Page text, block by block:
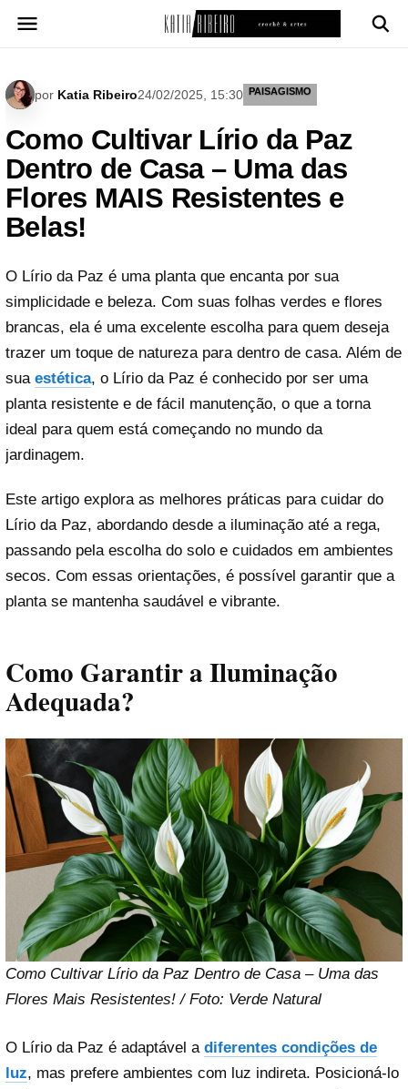
para
por Katia Ribeiro24/02/2025, 15:30 PAISAGISMO
Como Cultivar Lírio da Paz
Dentro de Casa – Uma das
Flores MAIS Resistentes e
Belas!
O Lírio da Paz é uma planta que encanta por sua
simplicidade e beleza. Com suas folhas verdes e flores
brancas, ela é uma excelente escolha para quem deseja
trazer um toque de natureza para dentro de casa. Além de
sua estética, o Lírio da Paz é conhecido por ser uma
planta resistente e de fácil manutenção, o que a torna
ideal para quem está começando no mundo da
jardinagem.
Este artigo explora as melhores práticas para cuidar do
Lírio da Paz, abordando desde a iluminação até a rega,
passando pela escolha do solo e cuidados em ambientes
secos. Com essas orientações, é possível garantir que a
planta se mantenha saudável e vibrante.
Como Garantir a Iluminação
Adequada?
Como Cultivar Lírio da Paz Dentro de Casa – Uma das
Flores Mais Resistentes! / Foto: Verde Natural
O Lírio da Paz é adaptável a diferentes condições de
luz, mas prefere ambientes com luz indireta. Posicioná-lo